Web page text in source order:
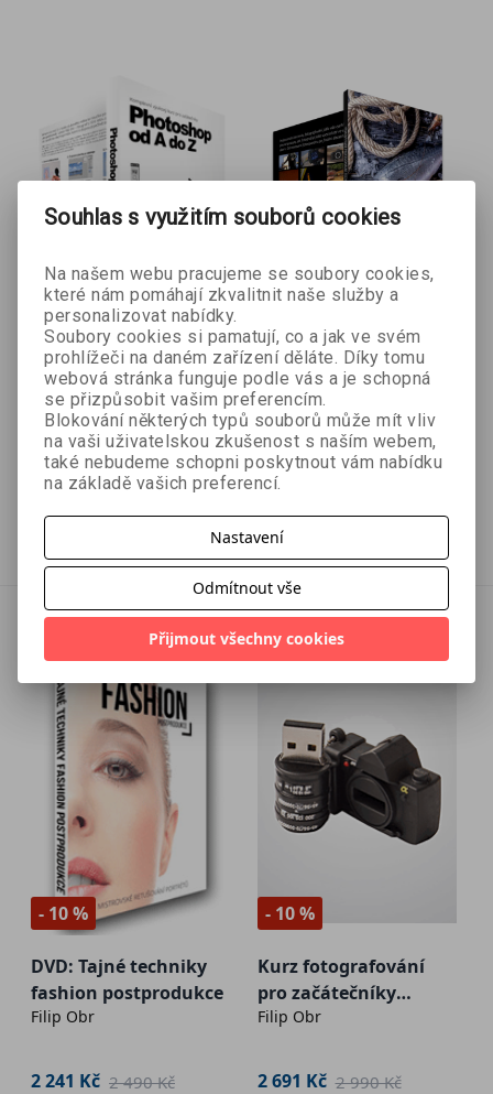
- 10 %
DVD: Photoshop od A
do Z
Filip Obr
1 341 Kč 1 490 Kč
- 10 %
Fotografování jídla
Filip Obr
1 791 Kč
- 10 %
DVD: Tajné techniky
fashion postprodukce
Filip Obr
2 241 Kč 2 490 Kč
- 10 %
Kurz fotografování
pro začátečníky
FotoVýzva (USB
Filip Obr
2 691 Kč 2 990 Kč
Souhlas s využitím souborů cookies
Na našem webu pracujeme se soubory cookies,
které nám pomáhají zkvalitnit naše služby a
personalizovat nabídky.
Soubory cookies si pamatují, co a jak ve svém
prohlížeči na daném zařízení děláte. Díky tomu
webová stránka funguje podle vás a je schopná
se přizpůsobit vašim preferencím.
Blokování některých typů souborů může mít vliv
na vaši uživatelskou zkušenost s naším webem,
také nebudeme schopni poskytnout vám nabídku
na základě vašich preferencí.
Nastavení
Odmítnout vše
Přijmout všechny cookies